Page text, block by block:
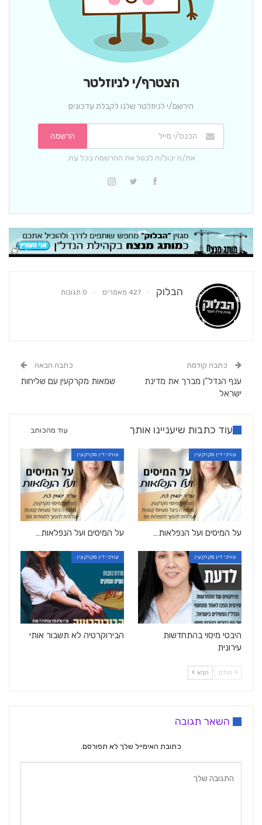
הצטרף/י לניוזלטר
הירשם/י לניוזלטר שלנו לקבלת עדכונים
הרשמה
את/ה יכול/ה לבטל את ההרשמה בכל עת.
הבלוק 427 מאמרים 0 תגובות
כתבה קודמת
ענף הנדל"ן מברך את מדינת
ישראל
כתבה הבאה
שמאות מקרקעין עם שליחות
עוד כתבות שיעניינו אותך עוד מהכותב
עורכי דין מקרקעין
על המיסים ועל הנפלאות…
עורכי דין מקרקעין
על המיסים ועל הנפלאות…
עורכי דין מקרקעין
היבטי מיסוי בהתחדשות
עירונית
עורכי דין מקרקעין
הבירוקרטיה לא תשבור אותי
קודם הבא
השאר תגובה
כתובת האימייל שלך לא תפורסם.